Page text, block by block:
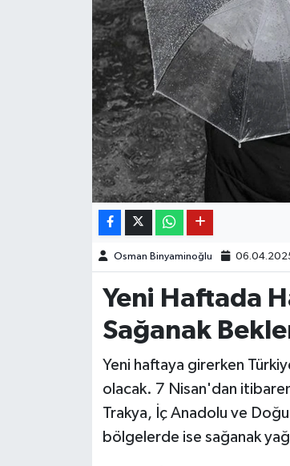
Osman Binyaminoğlu
Yeni Haftada
Sağanak
Yeni haftaya girerken
olacak. 7 Nisan'dan
Trakya, İç Anadolu ve
bölgelerde ise sağanak